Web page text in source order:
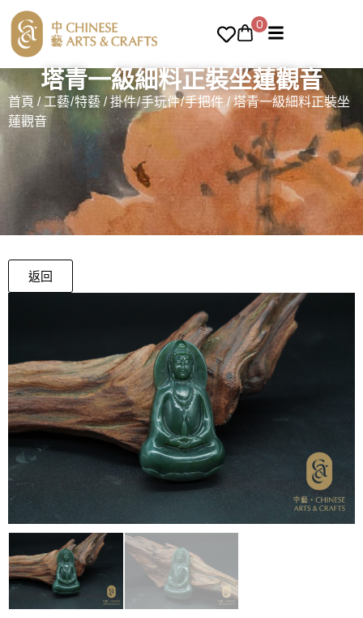
0
塔青一級細料正裝坐蓮觀音
首頁 /工藝/特藝/掛件/手玩件/手把件/ 塔青一級細料正裝坐
蓮觀音
返回